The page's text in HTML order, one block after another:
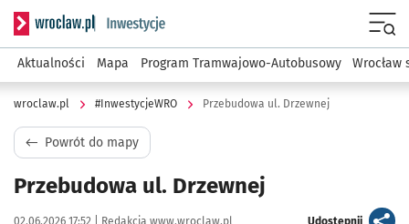
Serwis informacyjny wroclaw.pl podserwis:
Aktualności Mapa Program Tramwajowo-Autobusowy Wrocław
wroclaw.pl #InwestycjeWRO Przebudowa ul. Drzewnej
Powrót do mapy
Przebudowa ul. Drzewnej
Data publikacji:
02.06.2026 17:52 | Autor:
Redakcja www.wroclaw.pl Udostępnijartykuł